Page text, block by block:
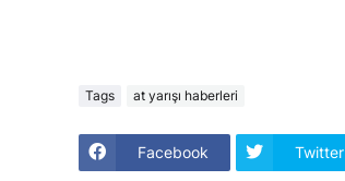
Tags at yarışı haberleri
Facebook Twitter